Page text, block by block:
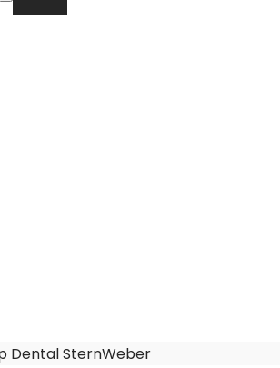
Dental SternWeber